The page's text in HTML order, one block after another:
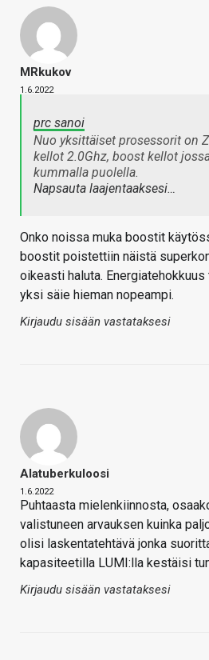
MRkukov
1.6.2022
prc sanoi
Nuo yksittäiset prosessorit on
kellot 2.0Ghz, boost kellot
kummalla puolella.
Napsauta laajentaaksesi…
Onko noissa muka boostit
boostit poistettiin näistä
oikeasti haluta.
yksi säie hieman nopeampi.
Kirjaudu sisään vastataksesi
Alatuberkuloosi
1.6.2022
Puhtaasta mielenkiinnosta,
valistuneen arvauksen kuinka
olisi laskentatehtävä jonka
kapasiteetilla LUMI:lla kestäisi
Kirjaudu sisään vastataksesi